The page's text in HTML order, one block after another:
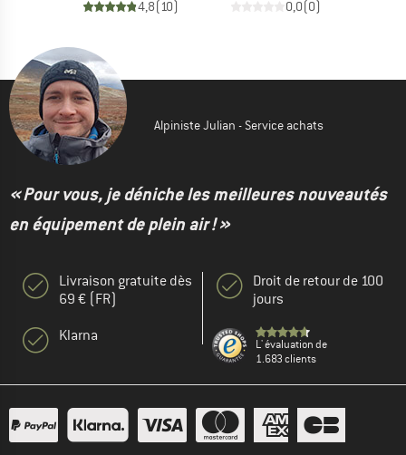
4,8(10) 0,0(0)
Alpiniste Julian - Service achats
« Pour vous, je déniche les meilleures nouveautés
en équipement de plein air ! »
Livraison gratuite dès
69 € (FR)
Klarna
Droit de retour de 100
jours
L' évaluation de
1.683 clients